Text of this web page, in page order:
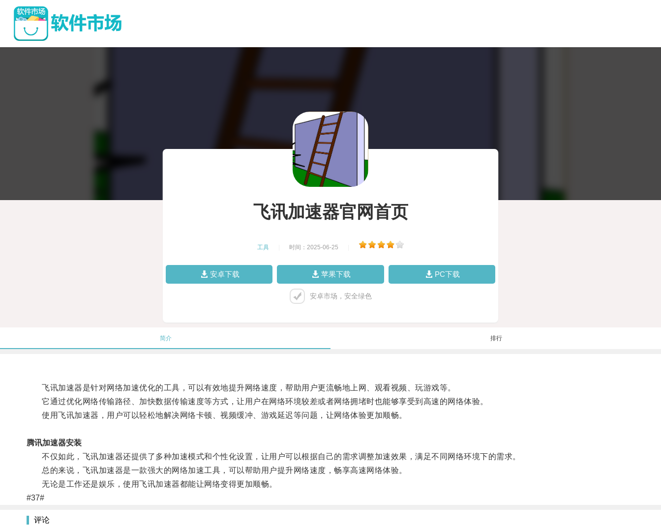
飞讯加速器官网首页
工具 时间：2025-06-25
安卓下载 苹果下载 PC下载
安卓市场，安全绿色
简介 排行
飞讯加速器是针对网络加速优化的工具，可以有效地提升网络速度，帮助用户更流畅地上网、观看视频、玩游戏等。
它通过优化网络传输路径、加快数据传输速度等方式，让用户在网络环境较差或者网络拥堵时也能够享受到高速的网络体验。
使用飞讯加速器，用户可以轻松地解决网络卡顿、视频缓冲、游戏延迟等问题，让网络体验更加顺畅。
腾讯加速器安装
不仅如此，飞讯加速器还提供了多种加速模式和个性化设置，让用户可以根据自己的需求调整加速效果，满足不同网络环境下的需求。
总的来说，飞讯加速器是一款强大的网络加速工具，可以帮助用户提升网络速度，畅享高速网络体验。
无论是工作还是娱乐，使用飞讯加速器都能让网络变得更加顺畅。
#37#
评论